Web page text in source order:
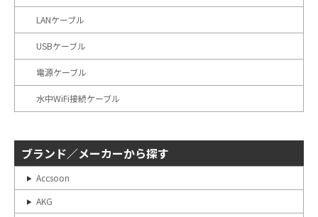
LANケーブル
USBケーブル
電源ケーブル
水中WiFi接続ケーブル
ブランド／メーカーから探す
Accsoon
AKG